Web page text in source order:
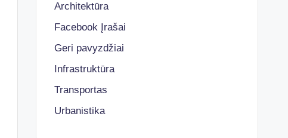
Architektūra
Facebook Įrašai
Geri pavyzdžiai
Infrastruktūra
Transportas
Urbanistika